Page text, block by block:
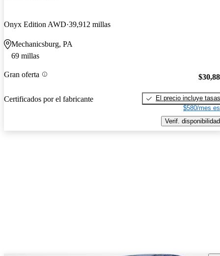
Onyx Edition AWD 39,912 millas
Mechanicsburg, PA
69 millas
Gran oferta
Certificados por el fabricante
El precio incluye tasas
$580/mes
Verif. disponibilidad